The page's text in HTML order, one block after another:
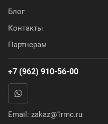
Блог
Контакты
Партнерам
+7 (962) 910-56-00
Email: zakaz@1rmc.ru